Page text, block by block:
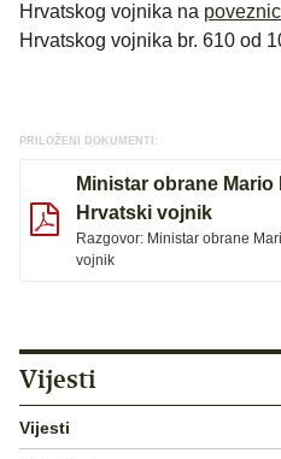
Hrvatskog vojnika na
Hrvatskog vojnika br. 610 od
PRILOŽENI DOKUMENTI:
Ministar obrane Mario
Hrvatski vojnik
Razgovor: Ministar obrane
vojnik
Vijesti
Vijesti